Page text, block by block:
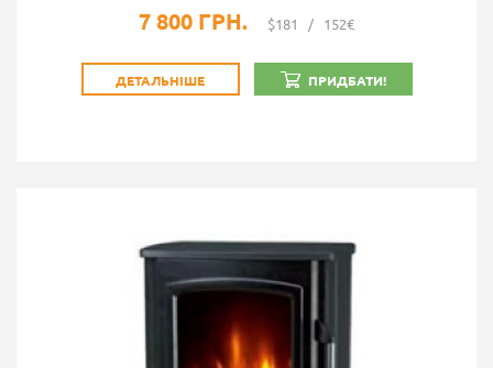
7 800 ГРН. $181 / 152€
ДЕТАЛЬНІШЕ ПРИДБАТИ!